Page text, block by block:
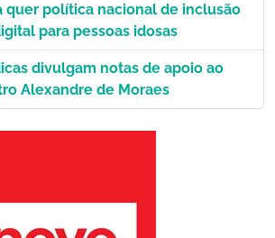
quer política nacional de inclusão
para pessoas idosas
divulgam notas de apoio ao
Alexandre de Moraes